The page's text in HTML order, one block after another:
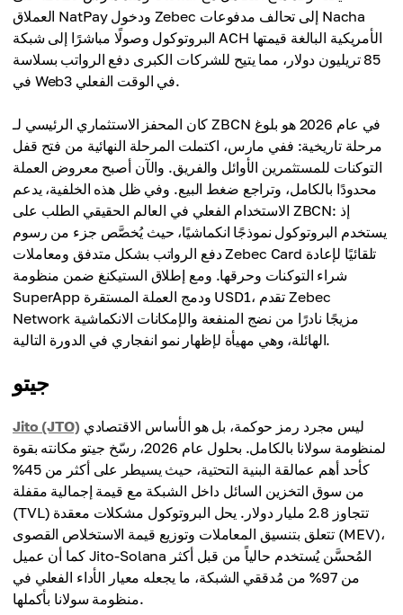
العملاق NatPay ودخول Zebec إلى تحالف مدفوعات Nacha
البروتوكول وصولًا مباشرًا إلى شبكة ACH الأمريكية البالغة قيمتها
85 تريليون دولار، مما يتيح للشركات الكبرى دفع الرواتب بسلاسة
في Web3 في الوقت الفعلي.
كان المحفز الاستثماري الرئيسي لـ ZBCN في عام 2026 هو بلوغ
مرحلة تاريخية: ففي مارس، اكتملت المرحلة النهائية من فتح قفل
التوكنات للمستثمرين الأوائل والفريق. والآن أصبح معروض العملة
محدودًا بالكامل، وتراجع ضغط البيع. وفي ظل هذه الخلفية، يدعم
الاستخدام الفعلي في العالم الحقيقي الطلب على ZBCN: إذ
يستخدم البروتوكول نموذجًا انكماشيًا، حيث يُخصَّص جزء من رسوم
دفع الرواتب بشكل متدفق ومعاملات Zebec Card تلقائيًا لإعادة
شراء التوكنات وحرقها. ومع إطلاق الستيكنغ ضمن منظومة
SuperApp ودمج العملة المستقرة USD1، تقدم Zebec
Network مزيجًا نادرًا من نضج المنفعة والإمكانات الانكماشية
الهائلة، وهي مهيأة لإظهار نمو انفجاري في الدورة التالية.
جيتو
Jito (JTO)
لمنظومة سولانا بالكامل. بحلول عام 2026، رسّخ جيتو مكانته بقوة
كأحد أهم عمالقة البنية التحتية، حيث يسيطر على أكثر من 45%
من سوق التخزين السائل داخل الشبكة مع قيمة إجمالية مقفلة
(TVL) تتجاوز 2.8 مليار دولار. يحل البروتوكول مشكلات معقدة
تتعلق بتنسيق المعاملات وتوزيع قيمة الاستخلاص القصوى (MEV)،
كما أن عميل Jito-Solana المُحسَّن يُستخدم حالياً من قبل أكثر
من 97% من مُدققي الشبكة، ما يجعله معيار الأداء الفعلي في
منظومة سولانا بأكملها.